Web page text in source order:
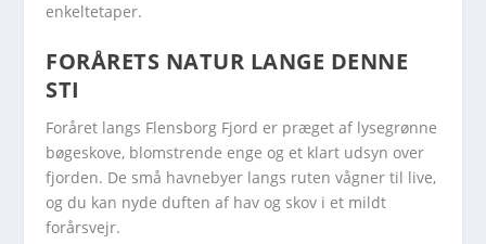
enkeltetaper.
FORÅRETS NATUR LANGE DENNE
STI
Foråret langs Flensborg Fjord er præget af lysegrønne
bøgeskove, blomstrende enge og et klart udsyn over
fjorden. De små havnebyer langs ruten vågner til live,
og du kan nyde duften af hav og skov i et mildt
forårsvejr.